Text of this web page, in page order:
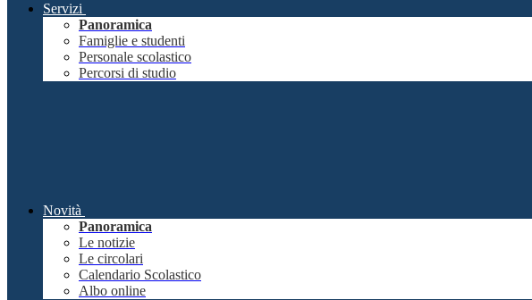
Servizi
Panoramica
Famiglie e studenti
Personale scolastico
Percorsi di studio
Novità
Panoramica
Le notizie
Le circolari
Calendario Scolastico
Albo online